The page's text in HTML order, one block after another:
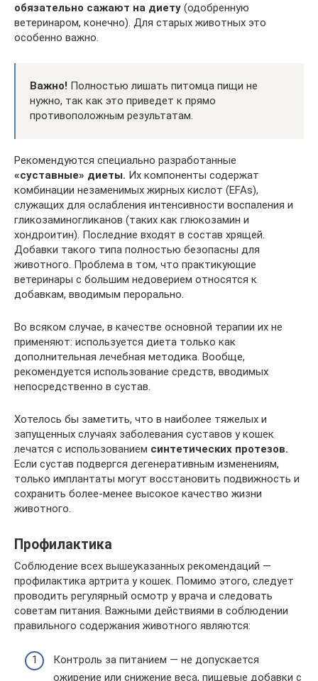
обязательно сажают на диету (одобренную
ветеринаром, конечно). Для старых животных это
особенно важно.
Важно! Полностью лишать питомца пищи не
нужно, так как это приведет к прямо
противоположным результатам.
Рекомендуются специально разработанные
«суставные» диеты. Их компоненты содержат
комбинации незаменимых жирных кислот (EFAs),
служащих для ослабления интенсивности воспаления и
гликозаминогликанов (таких как глюкозамин и
хондроитин). Последние входят в состав хрящей.
Добавки такого типа полностью безопасны для
животного. Проблема в том, что практикующие
ветеринары с большим недоверием относятся к
добавкам, вводимым перорально.
Во всяком случае, в качестве основной терапии их не
применяют: используется диета только как
дополнительная лечебная методика. Вообще,
рекомендуется использование средств, вводимых
непосредственно в сустав.
Хотелось бы заметить, что в наиболее тяжелых и
запущенных случаях заболевания суставов у кошек
лечатся с использованием синтетических протезов.
Если сустав подвергся дегенеративным изменениям,
только имплантаты могут восстановить подвижность и
сохранить более-менее высокое качество жизни
животного.
Профилактика
Соблюдение всех вышеуказанных рекомендаций —
профилактика артрита у кошек. Помимо этого, следует
проводить регулярный осмотр у врача и следовать
советам питания. Важными действиями в соблюдении
правильного содержания животного являются:
Контроль за питанием — не допускается
ожирение или снижение веса, пищевые добавки с